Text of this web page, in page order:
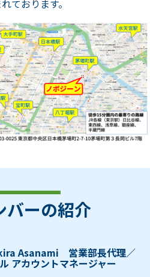
ております。
バーの紹介
Asanami 営業部長代理／
アカウントマネージャー